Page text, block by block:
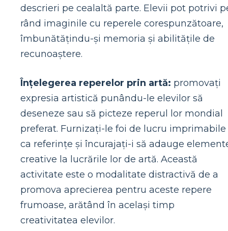
descrieri pe cealaltă parte. Elevii pot potrivi
rând imaginile cu reperele corespunzătoare,
îmbunătățindu-și memoria și abilitățile de
recunoaștere.
Înțelegerea reperelor prin artă: promovați
expresia artistică punându-le elevilor să
deseneze sau să picteze reperul lor mondial
preferat. Furnizați-le foi de lucru imprimabile
ca referințe și încurajați-i să adauge
creative la lucrările lor de artă. Această
activitate este o modalitate distractivă de a
promova aprecierea pentru aceste repere
frumoase, arătând în același timp
creativitatea elevilor.